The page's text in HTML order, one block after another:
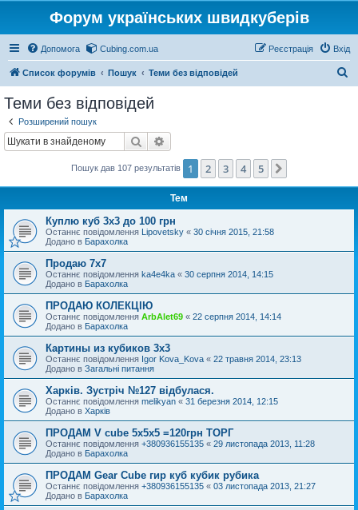
Форум українських швидкуберів
Допомога Cubing.com.ua Вхід
Реєстрація
Список форумів Пошук Теми без відповідей
Теми без відповідей
Розширений пошук
Пошук
Пошук дав 107 результатів 1 2 3 4 5
Тем
Куплю куб 3х3 до 100 грн
Останнє повідомлення Lipovetsky « 30 січня 2015, 21:58
Додано в Барахолка
Продаю 7х7
Останнє повідомлення ka4e4ka « 30 серпня 2014, 14:15
Додано в Барахолка
ПРОДАЮ КОЛЕКЦІЮ
Останнє повідомлення ArbAlet69 « 22 серпня 2014, 14:14
Додано в Барахолка
Картины из кубиков 3х3
Останнє повідомлення Igor Kova_Kova « 22 травня 2014, 23:13
Додано в Загальні питання
Харків. Зустріч №127 відбулася.
Останнє повідомлення melikyan « 31 березня 2014, 12:15
Додано в Харків
ПРОДАМ V cube 5x5x5 =120грн ТОРГ
Останнє повідомлення +380936155135 « 29 листопада 2013, 11:28
Додано в Барахолка
ПРОДАМ Gear Cube гир куб кубик рубика
Останнє повідомлення +380936155135 « 03 листопада 2013, 21:27
Додано в Барахолка